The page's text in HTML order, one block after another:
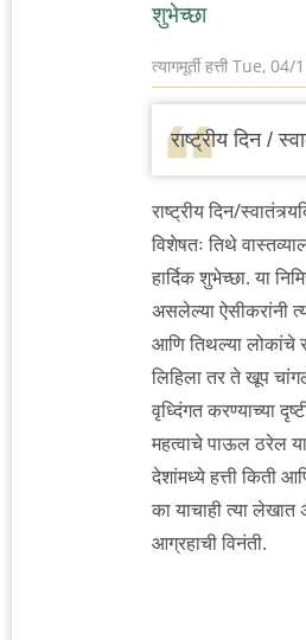
शुभेच्छा
त्यागमूर्ती हत्ती Tue, 04/
राष्ट्रीय दिन /
राष्ट्रीय दिन/
विशेषतः तिथे
हार्दिक शुभेच्छा. या
असलेल्या ऐसीकरांनी
आणि तिथल्या लोकांचे
लिहिला तर ते खूप
वृध्दिंगत करण्याच्या
महत्वाचे पाऊल ठरेल
देशांमध्ये हत्ती किती
का याचाही त्या लेखात
आग्रहाची विनंती.